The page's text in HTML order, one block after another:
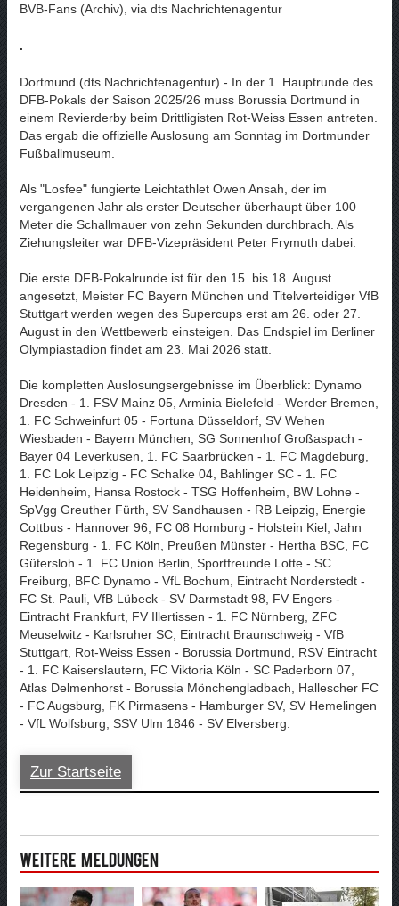
BVB-Fans (Archiv), via dts Nachrichtenagentur
.
Dortmund (dts Nachrichtenagentur) - In der 1. Hauptrunde des
DFB-Pokals der Saison 2025/26 muss Borussia Dortmund in
einem Revierderby beim Drittligisten Rot-Weiss Essen antreten.
Das ergab die offizielle Auslosung am Sonntag im Dortmunder
Fußballmuseum.
Als "Losfee" fungierte Leichtathlet Owen Ansah, der im
vergangenen Jahr als erster Deutscher überhaupt über 100
Meter die Schallmauer von zehn Sekunden durchbrach. Als
Ziehungsleiter war DFB-Vizepräsident Peter Frymuth dabei.
Die erste DFB-Pokalrunde ist für den 15. bis 18. August
angesetzt, Meister FC Bayern München und Titelverteidiger VfB
Stuttgart werden wegen des Supercups erst am 26. oder 27.
August in den Wettbewerb einsteigen. Das Endspiel im Berliner
Olympiastadion findet am 23. Mai 2026 statt.
Die kompletten Auslosungsergebnisse im Überblick: Dynamo
Dresden - 1. FSV Mainz 05, Arminia Bielefeld - Werder Bremen,
1. FC Schweinfurt 05 - Fortuna Düsseldorf, SV Wehen
Wiesbaden - Bayern München, SG Sonnenhof Großaspach -
Bayer 04 Leverkusen, 1. FC Saarbrücken - 1. FC Magdeburg,
1. FC Lok Leipzig - FC Schalke 04, Bahlinger SC - 1. FC
Heidenheim, Hansa Rostock - TSG Hoffenheim, BW Lohne -
SpVgg Greuther Fürth, SV Sandhausen - RB Leipzig, Energie
Cottbus - Hannover 96, FC 08 Homburg - Holstein Kiel, Jahn
Regensburg - 1. FC Köln, Preußen Münster - Hertha BSC, FC
Gütersloh - 1. FC Union Berlin, Sportfreunde Lotte - SC
Freiburg, BFC Dynamo - VfL Bochum, Eintracht Norderstedt -
FC St. Pauli, VfB Lübeck - SV Darmstadt 98, FV Engers -
Eintracht Frankfurt, FV Illertissen - 1. FC Nürnberg, ZFC
Meuselwitz - Karlsruher SC, Eintracht Braunschweig - VfB
Stuttgart, Rot-Weiss Essen - Borussia Dortmund, RSV Eintracht
- 1. FC Kaiserslautern, FC Viktoria Köln - SC Paderborn 07,
Atlas Delmenhorst - Borussia Mönchengladbach, Hallescher FC
- FC Augsburg, FK Pirmasens - Hamburger SV, SV Hemelingen
- VfL Wolfsburg, SSV Ulm 1846 - SV Elversberg.
Zur Startseite
Weitere Meldungen